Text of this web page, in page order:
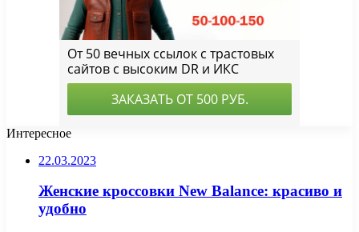
Интересное
22.03.2023
Женские кроссовки New Balance: красиво и
удобно